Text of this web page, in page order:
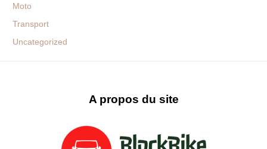
Moto
Transport
Uncategorized
A propos du site